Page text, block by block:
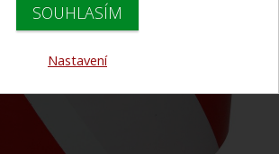
SOUHLASÍM
Nastavení